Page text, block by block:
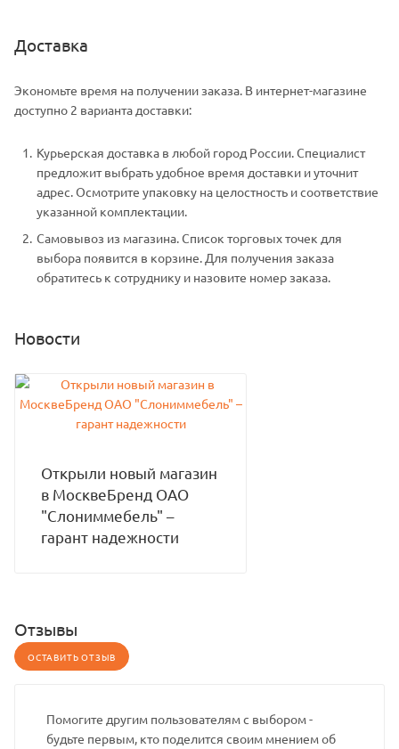
Доставка
Экономьте время на получении заказа. В интернет-магазине
доступно 2 варианта доставки:
Курьерская доставка в любой город России. Специалист
предложит выбрать удобное время доставки и уточнит
адрес. Осмотрите упаковку на целостность и соответствие
указанной комплектации.
Самовывоз из магазина. Список торговых точек для
выбора появится в корзине. Для получения заказа
обратитесь к сотруднику и назовите номер заказа.
Новости
Открыли новый магазин
в МосквеБренд ОАО
"Слониммебель" –
гарант надежности
Отзывы
ОСТАВИТЬ ОТЗЫВ
Помогите другим пользователям с выбором -
будьте первым, кто поделится своим мнением об